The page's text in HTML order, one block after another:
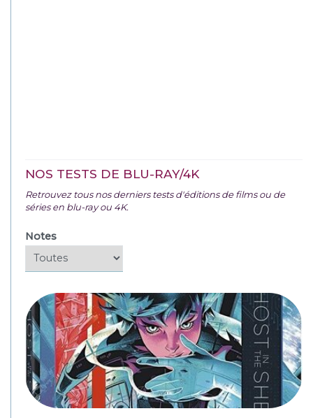
NOS TESTS DE BLU-RAY/4K
Retrouvez tous nos derniers tests d'éditions de films ou de
séries en blu-ray ou 4K.
Notes